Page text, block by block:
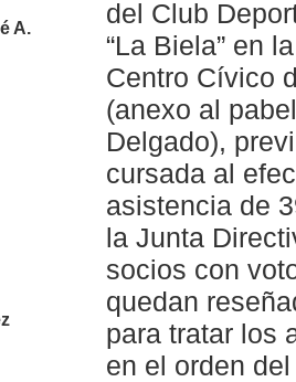
A.
del Club
“La Biela” en
Centro Cívico
(anexo al
Delgado),
cursada al
asistencia de
la Junta
socios con
quedan
para tratar los
en el orden